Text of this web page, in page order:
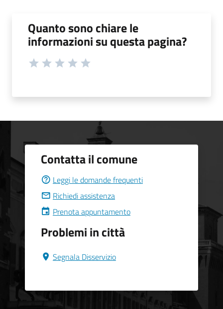
Quanto sono chiare le
informazioni su questa pagina?
Contatta il comune
Leggi le domande frequenti
Richiedi assistenza
Prenota appuntamento
Problemi in città
Segnala Disservizio